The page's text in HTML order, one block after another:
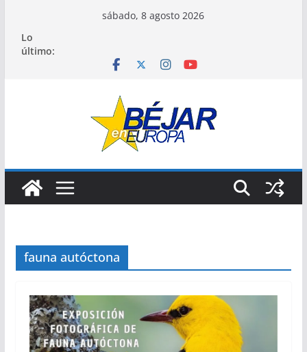
contenido
sábado, 8 agosto 2026
Lo
último:
fauna autóctona